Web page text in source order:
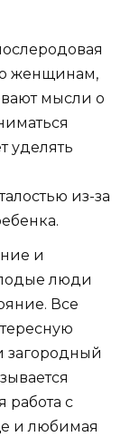
женщинам,
мысли о
уделять
из-за
и
люди
Все
загородный
работа с
и любимая